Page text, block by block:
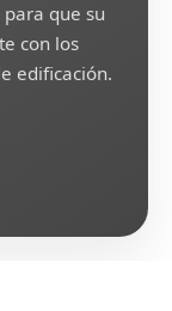
que su
con los
edificación.